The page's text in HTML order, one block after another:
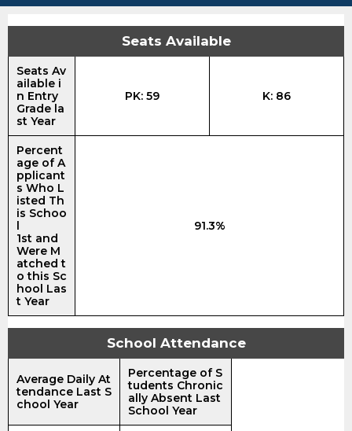
Seats Available
Seats Av
ailable i
n Entry
Grade la
st Year
PK: 59 K: 86
Percent
age of A
pplicant
s Who L
isted Th
is Schoo
l
1st and
Were M
atched t
o this Sc
hool Las
t Year
91.3%
School Attendance
Average Daily At
tendance Last S
chool Year
Percentage of S
tudents Chronic
ally Absent Last
School Year